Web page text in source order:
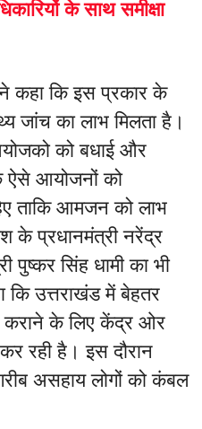
के साथ समीक्षा
कहा कि इस प्रकार के
जांच का लाभ मिलता है।
को बधाई और
ऐसे आयोजनों को
ताकि आमजन को लाभ
के प्रधानमंत्री नरेंद्र
पुष्कर सिंह धामी का भी
उत्तराखंड में बेहतर
कराने के लिए केंद्र ओर
रही है। इस दौरान
असहाय लोगों को कंबल